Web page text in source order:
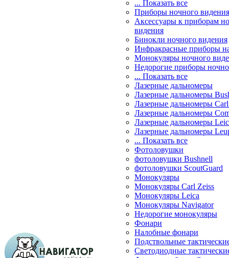
... Показать все
Приборы ночного видения
Аксессуары к приборам
видения
Бинокли ночного видения
Инфракрасные приборы
Монокуляры ночного
Недорогие приборы
... Показать все
Лазерные дальномеры
Лазерные дальномеры
Лазерные дальномеры
Лазерные дальномеры
Лазерные дальномеры
Лазерные дальномеры
... Показать все
Фотоловушки
фотоловушки Bushnell
фотоловушки ScoutGuard
Монокуляры
Монокуляры Carl Zeiss
Монокуляры Leica
Монокуляры Navigator
Недорогие монокуляры
Фонари
Налобные фонари
Подствольные
Светодиодные